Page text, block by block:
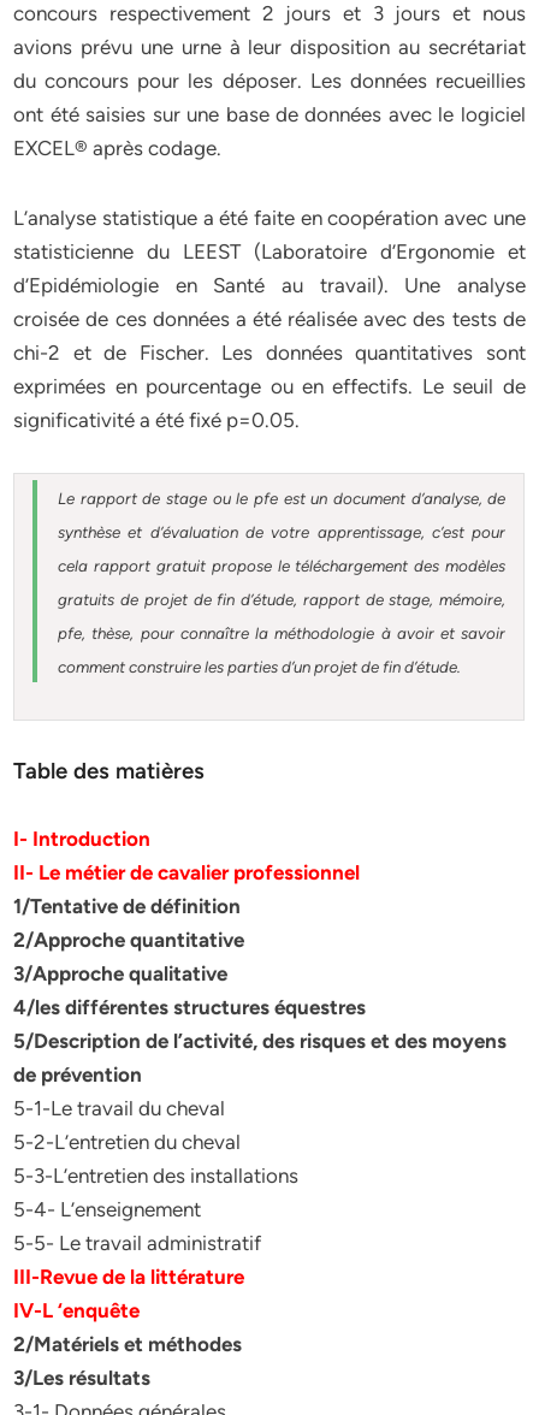
concours respectivement 2 jours et 3 jours et nous
avions prévu une urne à leur disposition au secrétariat
du concours pour les déposer. Les données recueillies
ont été saisies sur une base de données avec le logiciel
EXCEL® après codage.
L’analyse statistique a été faite en coopération avec une
statisticienne du LEEST (Laboratoire d’Ergonomie et
d’Epidémiologie en Santé au travail). Une analyse
croisée de ces données a été réalisée avec des tests de
chi-2 et de Fischer. Les données quantitatives sont
exprimées en pourcentage ou en effectifs. Le seuil de
significativité a été fixé p=0.05.
Le rapport de stage ou le pfe est un document d’analyse, de
synthèse et d’évaluation de votre apprentissage, c’est pour
cela rapport gratuit propose le téléchargement des modèles
gratuits de projet de fin d’étude, rapport de stage, mémoire,
pfe, thèse, pour connaître la méthodologie à avoir et savoir
comment construire les parties d’un projet de fin d’étude
Table des matières
I- Introduction
II- Le métier de cavalier professionnel
1/Tentative de définition
2/Approche quantitative
3/Approche qualitative
4/les différentes structures équestres
5/Description de l’activité, des risques et des moyens
de prévention
5-1-Le travail du cheval
5-2-L’entretien du cheval
5-3-L’entretien des installations
5-4- L’enseignement
5-5- Le travail administratif
III-Revue de la littérature
IV-L ‘enquête
2/Matériels et méthodes
3/Les résultats